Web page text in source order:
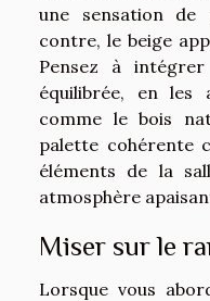
une sensation de
contre, le beige
Pensez à
équilibrée, en les
comme le bois
palette cohérente
éléments de la
atmosphère
Miser sur le
Lorsque vous